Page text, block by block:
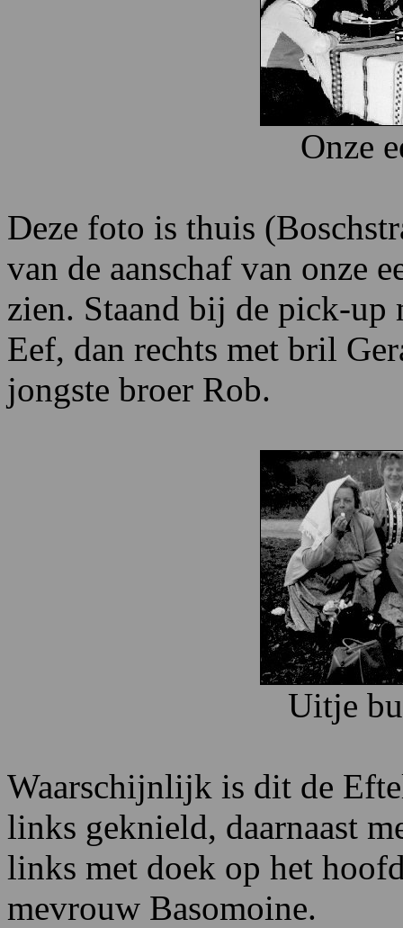
Onze
Deze foto is thuis
van de aanschaf van onze
zien. Staand bij de pick-
Eef, dan rechts met bril
jongste broer Rob.
Uitje
Waarschijnlijk is dit de
links geknield, daarnaast
links met doek op het
mevrouw Basomoine.